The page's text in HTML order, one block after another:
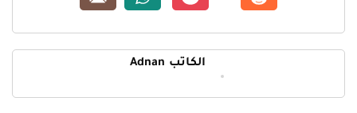
الكاتب Adnan